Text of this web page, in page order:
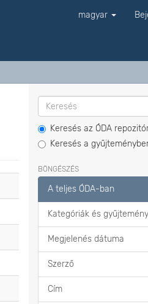
magyar
Keresés az ÓDA
Keresés a
BÖNGÉSZÉS
A teljes ÓDA-ban
Kategóriák és
Megjelenés dátuma
Szerző
Cím